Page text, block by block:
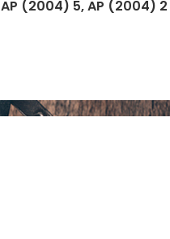
AP (2004) 5, AP (2004) 2